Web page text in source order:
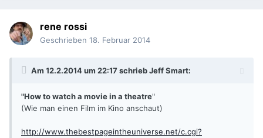
rene rossi
Geschrieben 18. Februar 2014
Am 12.2.2014 um 22:17 schrieb Jeff Smart:
"How to watch a movie in a theatre"
(Wie man einen Film im Kino anschaut)
http://www.thebestpageintheuniverse.net/c.cgi?